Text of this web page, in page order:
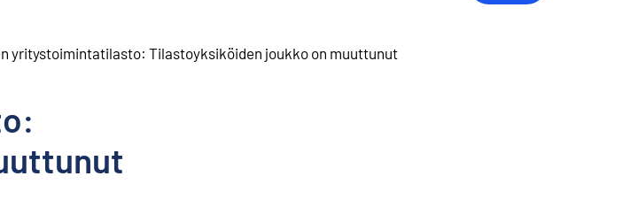
yritystoimintatilasto: Tilastoyksiköiden joukko on muuttunut